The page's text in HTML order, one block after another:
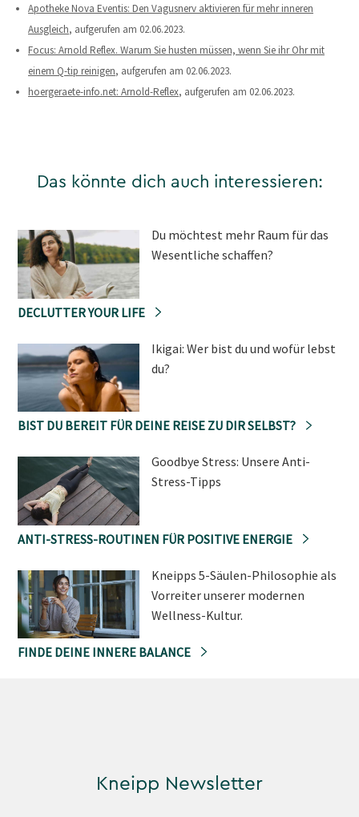
Apotheke Nova Eventis: Den Vagusnerv aktivieren für mehr inneren
Ausgleich, aufgerufen am 02.06.2023.
Focus: Arnold Reflex. Warum Sie husten müssen, wenn Sie ihr Ohr mit
einem Q-tip reinigen, aufgerufen am 02.06.2023.
hoergeraete-info.net: Arnold-Reflex, aufgerufen am 02.06.2023.
Das könnte dich auch interessieren:
Du möchtest mehr Raum für das
Wesentliche schaffen?
DECLUTTER YOUR LIFE
Ikigai: Wer bist du und wofür lebst
du?
BIST DU BEREIT FÜR DEINE REISE ZU DIR SELBST?
Goodbye Stress: Unsere Anti-
Stress-Tipps
ANTI-STRESS-ROUTINEN FÜR POSITIVE ENERGIE
Kneipps 5-Säulen-Philosophie als
Vorreiter unserer modernen
Wellness-Kultur.
FINDE DEINE INNERE BALANCE
Kneipp Newsletter